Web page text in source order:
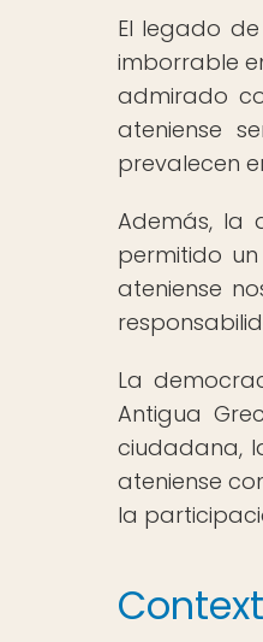
El legado
imborrable
admirado
ateniense
prevalecen
Además, la
permitido
ateniense
La
Antigua
ciudadana,
ateniense
la